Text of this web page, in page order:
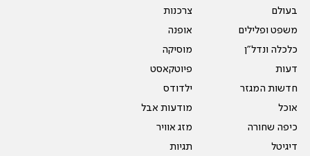
בעולם
משפט ופלילים
כלכלה ונדל"ן
דעות
חדשות המגזר
אוכל
כיפה שחורה
דיגיטל
צרכנות
אופנה
מוסיקה
פיוטקאסט
ילדודס
מודעות אבל
מזג אוויר
תגיות